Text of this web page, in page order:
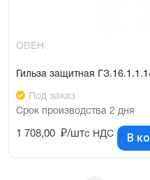
ОВЕН
Гильза защитная
Под заказ
Срок производства 2 дня
1 708,00 ₽/штс НДС В